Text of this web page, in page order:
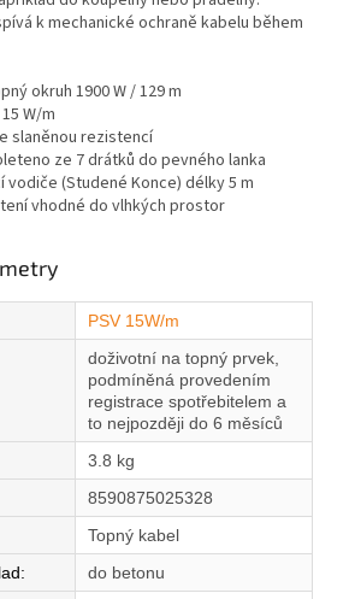
k mechanické ochraně kabelu během
okruh 1900 W / 129 m
W/m
slaněnou rezistencí
ze 7 drátků do pevného lanka
vodiče (Studené Konce) délky 5 m
vhodné do vlhkých prostor
PSV 15W/m
doživotní na topný prvek,
podmíněná provedením
registrace spotřebitelem a
to nejpozději do 6 měsíců
3.8 kg
8590875025328
Topný kabel
:
do betonu